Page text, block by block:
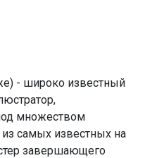
- широко известный
множеством
самых известных на
завершающего